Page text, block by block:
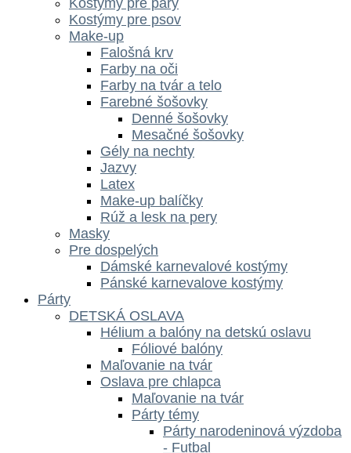
Kostýmy pre psov
Make-up
Falošná krv
Farby na oči
Farby na tvár a telo
Farebné šošovky
Denné šošovky
Mesačné šošovky
Gély na nechty
Jazvy
Latex
Make-up balíčky
Rúž a lesk na pery
Masky
Pre dospelých
Dámské karnevalové kostýmy
Pánské karnevalove kostýmy
Párty
DETSKÁ OSLAVA
Hélium a balóny na detskú oslavu
Fóliové balóny
Maľovanie na tvár
Oslava pre chlapca
Maľovanie na tvár
Párty témy
Párty narodeninová výzdoba
- Futbal